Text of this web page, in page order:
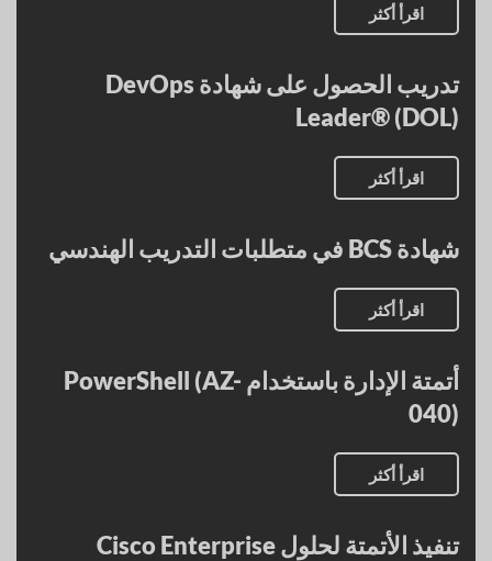
اقرأ أكثر
تدريب الحصول على شهادة DevOps
Leader® (DOL)
اقرأ أكثر
شهادة BCS في متطلبات التدريب الهندسي
اقرأ أكثر
أتمتة الإدارة باستخدام PowerShell (AZ-
040)
اقرأ أكثر
تنفيذ الأتمتة لحلول Cisco Enterprise